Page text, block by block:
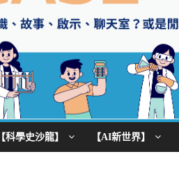
【科學史沙龍】 【AI新世界】